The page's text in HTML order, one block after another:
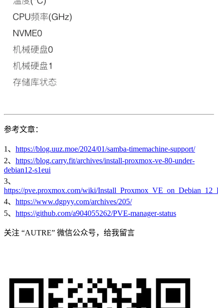
参考文章：
1、 https://blog.uuz.moe/2024/01/samba-timemachine-support/
2、 https://blog.carry.fit/archives/install-proxmox-ve-80-under-
debian12-s1eui
3、
https://pve.proxmox.com/wiki/
4、 https://www.dgpyy.com/archives/205/
5、 https://github.com/a904055262/PVE-manager-status
关注 “AUTRE” 微信公众号，给我留言